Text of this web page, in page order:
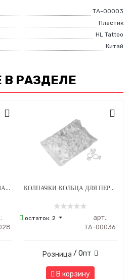
ТА-00003
Пластик
HL Tattoo
Китай
РАЗДЕЛЕ
ИСКУССТВЕННАЯ КОЖА ГЛАЗА 260Х150 ММ 2 ММ ЖЕЛТАЯ 3D КОЛПАЧКИ-КОЛЬЦА ДЛЯ ПЕРМАНЕНТНОГО МАКИЯЖА 13 Х 0.51 ММ - 100 ШТ
остаток: 2
арт.:
ТА-00036
Розница / Опт
В корзину